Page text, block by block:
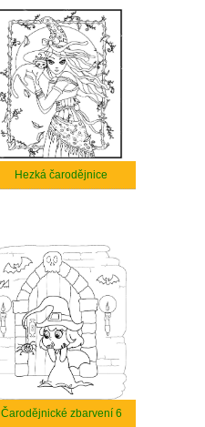
Hezká čarodějnice
Čarodějnické zbarvení 6